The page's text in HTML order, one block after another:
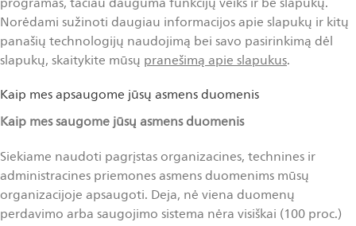
Norėdami sužinoti daugiau informacijos apie slapukų ir kitų
panašių technologijų naudojimą bei savo pasirinkimą dėl
slapukų, skaitykite mūsų pranešimą apie slapukus.
Kaip mes apsaugome jūsų asmens duomenis
Kaip mes saugomejūsųasmens duomenis
Siekiame naudoti pagrįstas organizacines, technines ir
administracines priemones asmens duomenims mūsų
organizacijoje apsaugoti. Deja, nė viena duomenų
perdavimo arba saugojimo sistema nėra visiškai (100 proc.)